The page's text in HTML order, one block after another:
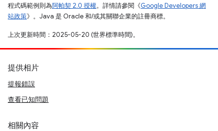
程式碼範例則為阿帕契 2.0 授權。詳情請參閱《Google Developers 網
站政策》。Java 是 Oracle 和/或其關聯企業的註冊商標。
上次更新時間：2025-05-20 (世界標準時間)。
提供相片
提報錯誤
查看已知問題
相關內容